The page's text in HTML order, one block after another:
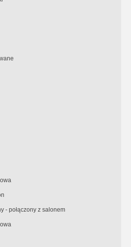
- połączony z salonem